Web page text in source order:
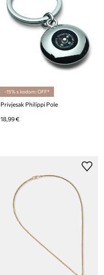
-15% s kodom: OFF*
Privjesak Philippi Pole
18,99 €